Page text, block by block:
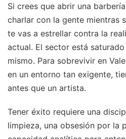
Si crees que abrir una
charlar con la gente mientras
te vas a estrellar contra la
actual. El sector está
mismo. Para sobrevivir en
en un entorno tan exigente,
antes que un artista.
Tener éxito requiere una
limpieza, una obsesión por la